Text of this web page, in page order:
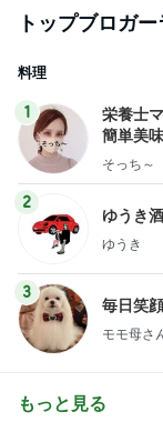
トップブロガ
料理
1
栄養士
簡単美
献立
そっち～
2
ゆうき
ゆうき
3
毎日笑
モモ母さ
もっと見る